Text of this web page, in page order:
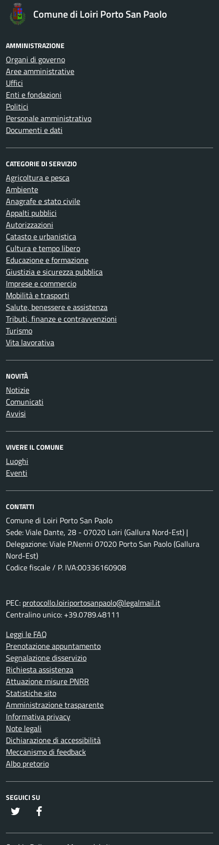
Comune di Loiri Porto San Paolo
AMMINISTRAZIONE
Organi di governo
Aree amministrative
Uffici
Enti e fondazioni
Politici
Personale amministrativo
Documenti e dati
CATEGORIE DI SERVIZIO
Agricoltura e pesca
Ambiente
Anagrafe e stato civile
Appalti pubblici
Autorizzazioni
Catasto e urbanistica
Cultura e tempo libero
Educazione e formazione
Giustizia e sicurezza pubblica
Imprese e commercio
Mobilità e trasporti
Salute, benessere e assistenza
Tributi, finanze e contravvenzioni
Turismo
Vita lavorativa
NOVITÀ
Notizie
Comunicati
Avvisi
VIVERE IL COMUNE
Luoghi
Eventi
CONTATTI
Comune di Loiri Porto San Paolo
Sede: Viale Dante, 28 - 07020 Loiri (Gallura Nord-Est) |
Delegazione: Viale P.Nenni 07020 Porto San Paolo (Gallura
Nord-Est)
Codice fiscale / P. IVA:00336160908
PEC: protocollo.loiriportosanpaolo@legalmail.it
Centralino unico: +39.0789.48111
Leggi le FAQ
Prenotazione appuntamento
Segnalazione disservizio
Richiesta assistenza
Attuazione misure PNRR
Statistiche sito
Amministrazione trasparente
Informativa privacy
Note legali
Dichiarazione di accessibilità
Meccanismo di feedback
Albo pretorio
SEGUICI SU
twitter